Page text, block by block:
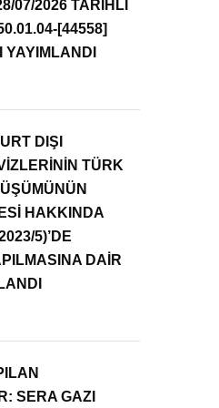
07/2026 TARİHLİ
[44558]
DIŞI
TÜRK
HAKKINDA
5)’DE
DAİR
SERA GAZI